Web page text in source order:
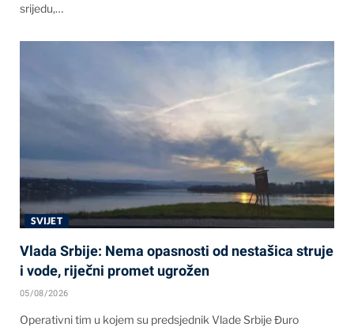
srijedu,…
SVIJET
Vlada Srbije: Nema opasnosti od nestašica struje
i vode, riječni promet ugrožen
05/08/2026
Operativni tim u kojem su predsjednik Vlade Srbije Đuro